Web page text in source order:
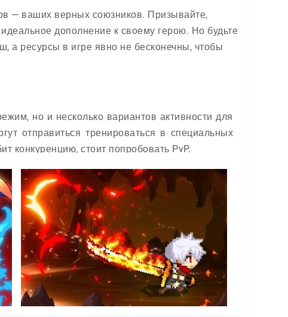
— ваших верных союзников. Призывайте,
дополнение к своему герою. Но будьте
а ресурсы в игре явно не бесконечны, чтобы
но и несколько вариантов активности для
отправиться тренироваться в специальных
конкуренцию, стоит попробовать PvP.
и правильного планирования: одни навыки
пусть никто не говорит, что это легко — ведь